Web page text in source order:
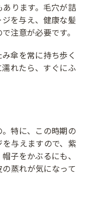
ります。毛穴が詰
を与え、健康な髪
注意が必要です。
傘を常に持ち歩く
れたら、すぐにふ
特に、この時期の
与えますので、紫
子をかぶるにも、
蒸れが気になって